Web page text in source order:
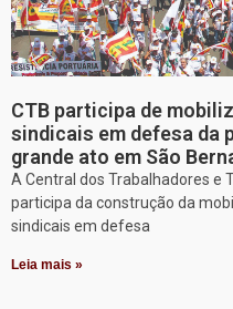
CTB participa de
sindicais em defesa da
grande ato em São
A Central dos Trabalhadores e
participa da construção da
sindicais em defesa
Leia mais »